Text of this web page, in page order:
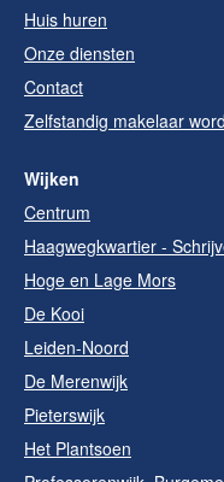
Huis huren
Onze diensten
Contact
Zelfstandig makelaar
Wijken
Centrum
Haagwegkwartier -
Hoge en Lage Mors
De Kooi
Leiden-Noord
De Merenwijk
Pieterswijk
Het Plantsoen